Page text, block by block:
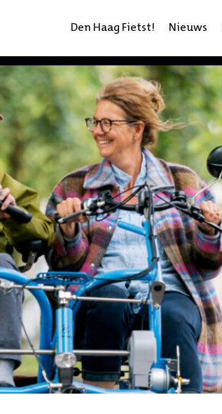
Den Haag Fietst! Nieuws